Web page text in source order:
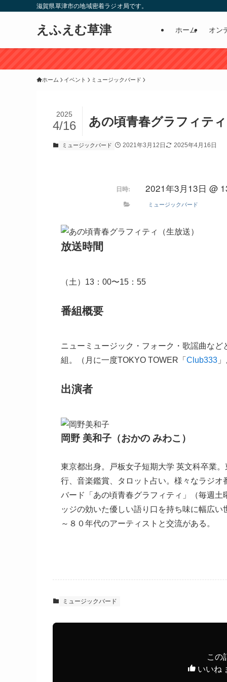
滋賀県草津市の地域密着ラジオ局です。
えふえむ草津 ホーム オン
ホーム イベント ミュージックバード
あの頃青春グラフィテ
2025
4/16
ミュージックバード 2021年3月12日 2025年4月16日
日時: 2021年3月13日 @
ミュージックバード
放送時間
（土）13：00〜15：55
番組概要
ニューミュージック・フォーク・歌謡曲な
組。（月に一度TOKYO TOWER「 Club333
出演者
岡野 美和子（おかの みわこ）
東京都出身。戸板女子短期大学 英文科卒業
行、音楽鑑賞、タロット占い。様々なラジ
バード「あの頃青春グラフィティ」（毎週
ッジの効いた優しい語り口を持ち味に幅広
～８０年代のアーティストと交流がある。
ミュージックバード
この
いいね